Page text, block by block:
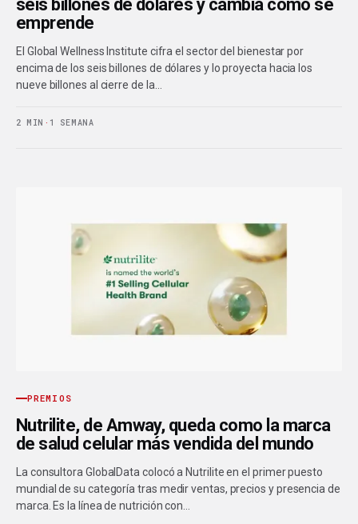
seis billones de dólares y cambia cómo se
emprende
El Global Wellness Institute cifra el sector del bienestar por
encima de los seis billones de dólares y lo proyecta hacia los
nueve billones al cierre de la…
2 MIN · 1 SEMANA
PREMIOS
Nutrilite, de Amway, queda como la marca
de salud celular más vendida del mundo
La consultora GlobalData colocó a Nutrilite en el primer puesto
mundial de su categoría tras medir ventas, precios y presencia de
marca. Es la línea de nutrición con…